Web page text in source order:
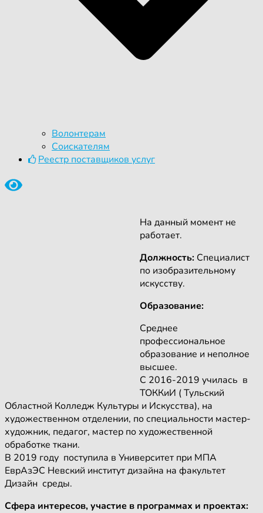
Волонтерам
Соискателям
Реестр поставщиков услуг
На данный момент не
работает.
Должность: Специалист
по изобразительному
искусству.
Образование:
Среднее
профессиональное
образование и неполное
высшее.
С 2016-2019 училась в
ТОККиИ ( Тульский
Областной Колледж Культуры и Искусства), на
художественном отделении, по специальности мастер-
художник, педагог, мастер по художественной
обработке ткани.
В 2019 году поступила в Университет при МПА
ЕврАзЭС Невский институт дизайна на факультет
Дизайн среды.
Сфера интересов, участие в программах и проектах: